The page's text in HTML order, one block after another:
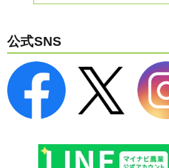
公式SNS